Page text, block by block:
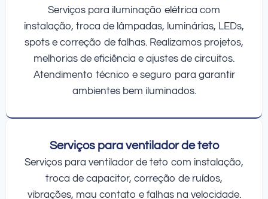
Serviços para iluminação elétrica com
instalação, troca de lâmpadas, luminárias, LEDs,
spots e correção de falhas. Realizamos projetos,
melhorias de eficiência e ajustes de circuitos.
Atendimento técnico e seguro para garantir
ambientes bem iluminados.
Serviços para ventilador de teto
Serviços para ventilador de teto com instalação,
troca de capacitor, correção de ruídos,
vibrações, mau contato e falhas na velocidade.